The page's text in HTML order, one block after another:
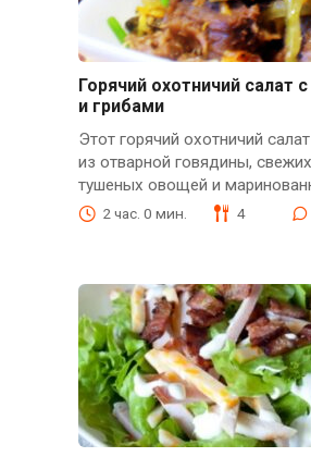
Горячий охотничий салат
и грибами
Этот горячий охотничий
из отварной говядины,
тушеных овощей и
2 час. 0 мин. 4